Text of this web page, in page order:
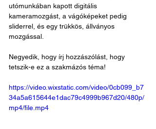
utómunkában kapott digitális
kameramozgást, a vágóképeket pedig
sliderrel, és egy trükkös, állványos
mozgással.
Negyedik, hogy írj hozzászólást, hogy
tetszik-e ez a szakmázós téma!
https://video.wixstatic.com/video/0cb099_b7
34a5a615644e1dac79c4999b967d20/480p/
mp4/file.mp4